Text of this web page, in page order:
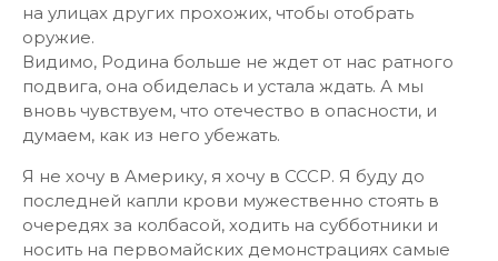
на улицах других прохожих, чтобы отобрать
оружие.
Видимо, Родина больше не ждет от нас ратного
подвига, она обиделась и устала ждать. А мы
вновь чувствуем, что отечество в опасности, и
думаем, как из него убежать.
Я не хочу в Америку, я хочу в СССР. Я буду до
последней капли крови мужественно стоять в
очередях за колбасой, ходить на субботники и
носить на первомайских демонстрациях самые